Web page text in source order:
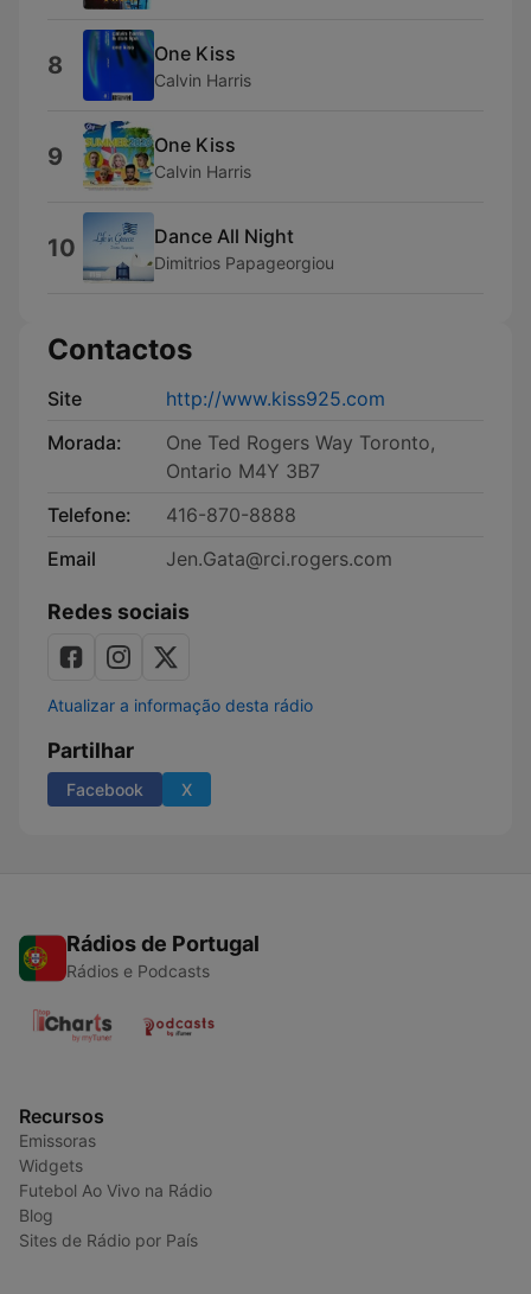
8 One Kiss
Calvin Harris
9 One Kiss
Calvin Harris
10 Dance All Night
Dimitrios Papageorgiou
Contactos
Site
http://www.kiss925.com
Morada:
One Ted Rogers Way Toronto,
Ontario M4Y 3B7
Telefone:
416-870-8888
Email
Jen.Gata@rci.rogers.com
Redes sociais
Atualizar a informação desta rádio
Partilhar
Facebook X
Rádios de Portugal
Rádios e Podcasts
Recursos
Emissoras
Widgets
Futebol Ao Vivo na Rádio
Blog
Sites de Rádio por País